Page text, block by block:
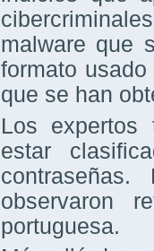
malware que
formato
que se han
Los expertos
estar
observaron
portuguesa.